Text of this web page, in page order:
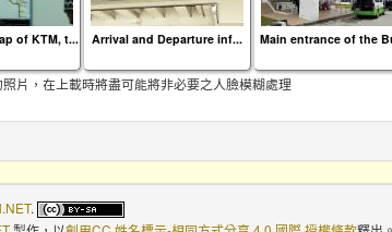
of KTM, t... Arrival and Departure inf... Main entrance of the
片，在上載時將盡可能將非必要之人臉模糊處理
.